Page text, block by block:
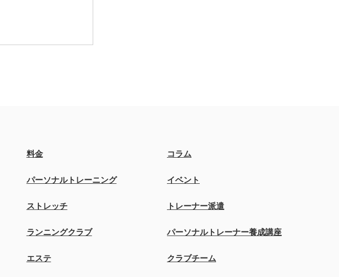
料金
パーソナルトレーニング
ストレッチ
ランニングクラブ
エステ
コラム
イベント
トレーナー派遣
パーソナルトレーナー養成講座
クラブチーム